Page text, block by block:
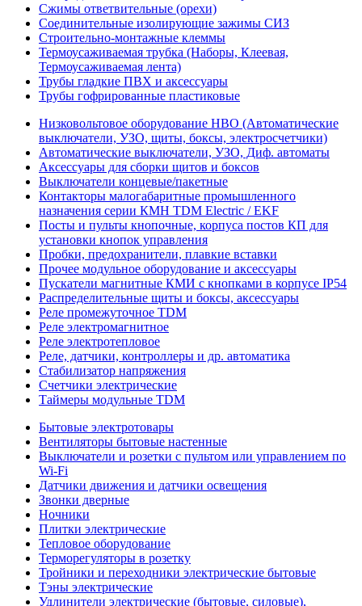
Сжимы ответвительные (орехи)
Соединительные изолирующие зажимы СИЗ
Строительно-монтажные клеммы
Термоусаживаемая трубка (Наборы, Клеевая,
Термоусаживаемая лента)
Трубы гладкие ПВХ и аксессуары
Трубы гофрированные пластиковые
Низковольтовое оборудование НВО (Автоматические
выключатели, УЗО, щиты, боксы, электросчетчики)
Автоматические выключатели, УЗО, Диф. автоматы
Аксессуары для сборки щитов и боксов
Выключатели концевые/пакетные
Контакторы малогабаритные промышленного
назначения серии КМН TDM Electric / EKF
Посты и пульты кнопочные, корпуса постов КП для
установки кнопок управления
Пробки, предохранители, плавкие вставки
Прочее модульное оборудование и аксессуары
Пускатели магнитные КМИ с кнопками в корпусе IP54
Распределительные щиты и боксы, аксессуары
Реле промежуточное TDM
Реле электромагнитное
Реле электротепловое
Реле, датчики, контроллеры и др. автоматика
Стабилизатор напряжения
Счетчики электрические
Таймеры модульные TDM
Бытовые электротовары
Вентиляторы бытовые настенные
Выключатели и розетки с пультом или управлением по
Wi-Fi
Датчики движения и датчики освещения
Звонки дверные
Ночники
Плитки электрические
Тепловое оборудование
Терморегуляторы в розетку
Тройники и переходники электрические бытовые
Тэны электрические
Удлинители электрические (бытовые, силовые),